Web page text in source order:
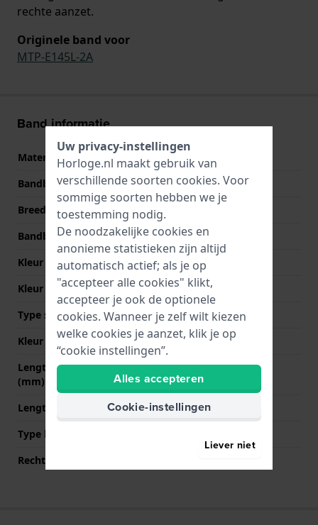
rechte aanzet.
Originele band voor
MTP-E145L-2A
Band informatie
Materiaal Band
Leer
Bandbreedte
20 mm
Breedte bandaanzet
20 mm
Bandbreedte bij sluiting
18 mm
Kleur Band
Bruin
Kleur stiksel
Bruin
Type sluiting
Gesp
Kleur sluiting
Zilver
Lengte band op 12 uur
(mm)
75 mm
Lengte band op 6 uur (mm) 125 mm
Type bevestiging
Rechte bandaanzet
Uw privacy-instellingen
Horloge.nl maakt gebruik van
verschillende soorten cookies. Voor
sommige soorten hebben we je
toestemming nodig.
De noodzakelijke cookies en
anonieme statistieken zijn altijd
automatisch actief; als je op
"accepteer alle cookies" klikt,
accepteer je ook de optionele
cookies. Wanneer je zelf wilt kiezen
welke cookies je aanzet, klik je op
“cookie instellingen”.
Alles accepteren
Cookie-instellingen
Liever niet